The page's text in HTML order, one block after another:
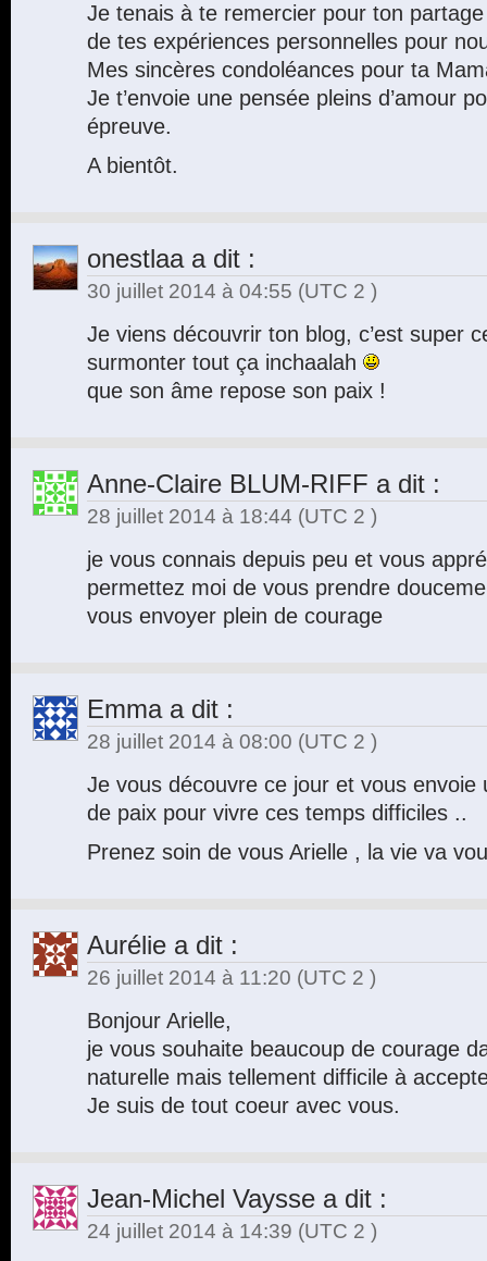
Je tenais à te remercier pour ton
de tes expériences personnelles pour
Mes sincères condoléances pour ta
Je t’envoie une pensée pleins d’amour
épreuve.
A bientôt.
onestlaaa dit :
30 juillet 2014 à 04:55 (UTC 2 )
Je viens découvrir ton blog, c’est super
surmonter tout ça inchaalah
que son âme repose son paix !
Anne-Claire BLUM-RIFF a dit :
28 juillet 2014 à 18:44 (UTC 2 )
je vous connais depuis peu et vous
permettez moi de vous prendre
vous envoyer plein de courage
Emmaa dit :
28 juillet 2014 à 08:00 (UTC 2 )
Je vous découvre ce jour et vous envoie
de paix pour vivre ces temps difficiles ..
Prenez soin de vous Arielle , la vie va
Aurélie a dit :
26 juillet 2014 à 11:20 (UTC 2 )
Bonjour Arielle,
je vous souhaite beaucoup de courage
naturelle mais tellement difficile à
Je suis de tout coeur avec vous.
Jean-Michel Vaysse a dit :
24 juillet 2014 à 14:39 (UTC 2 )